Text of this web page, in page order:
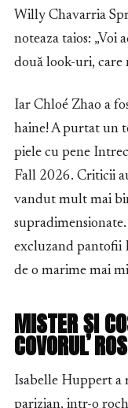
Willy Chavarria
noteaza taios: „Voi
două look-uri, care
Iar Chloé Zhao a
haine! A purtat un
piele cu pene
Fall 2026. Criticii
vandut mult mai
excluzand pantofii
de o marime mai
MISTER ȘI
COVORUL
Isabelle Huppert a
parizian, intr-o